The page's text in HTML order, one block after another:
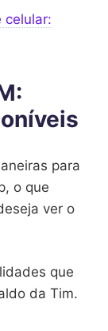
celular:
para
o que
ver o
que
da Tim.